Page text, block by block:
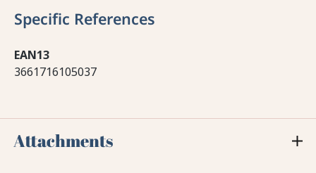
Specific References
EAN13
3661716105037
Attachments